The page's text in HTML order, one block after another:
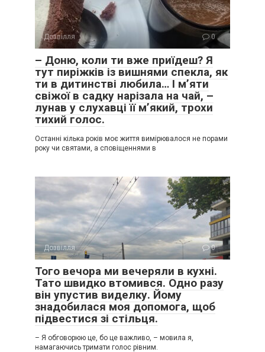
Дозвілля 0
– Доню, коли ти вже приїдеш? Я
тут пиріжків із вишнями спекла, як
ти в дитинстві любила… І м’яти
свіжої в садку нарізала на чай, –
лунав у слухавці її м’який, трохи
тихий голос.
Останні кілька років моє життя вимірювалося не порами
року чи святами, а сповіщеннями в
Дозвілля 0
Того вечора ми вечеряли в кухні.
Тато швидко втомився. Одно разу
він упустив виделку. Йому
знадобилася моя допомога, щоб
підвестися зі стільця.
– Я обговорюю це, бо це важливо, – мовила я,
намагаючись тримати голос рівним.